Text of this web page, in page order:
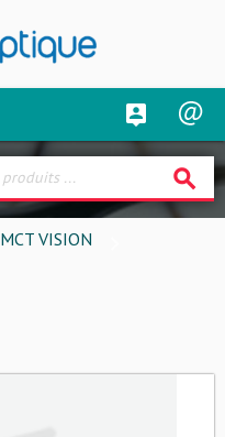
search
MCT VISION